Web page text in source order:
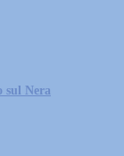
sul Nera